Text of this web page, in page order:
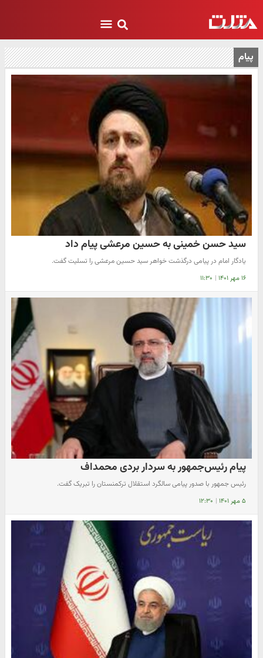
پیام
سید حسن خمینی به حسین مرعشی پیام داد
یادگار امام در پیامی درگذشت خواهر سید حسین مرعشی را تسلیت گفت.
۱۶ مهر ۱۴۰۱ | ۱۱:۳۰
پیام رئیس‌جمهور به سردار بردی محمداف
رئیس جمهور با صدور پیامی سالگرد استقلال ترکمنستان را تبریک گفت.
۵ مهر ۱۴۰۱ | ۱۲:۳۰